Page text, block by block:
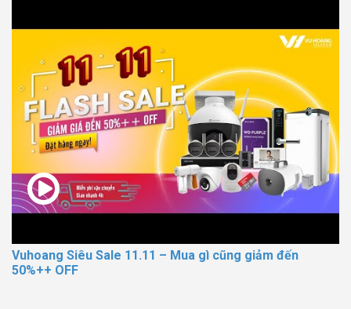
Vuhoang Siêu Sale 11.11 – Mua gì cũng giảm đến
50%++ OFF